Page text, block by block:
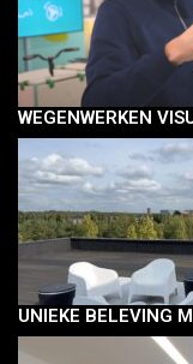
WEGENWERKEN
UNIEKE BELEVING